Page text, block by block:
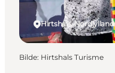
Hirtshals, Nordjylland
Bilde: Hirtshals Turisme